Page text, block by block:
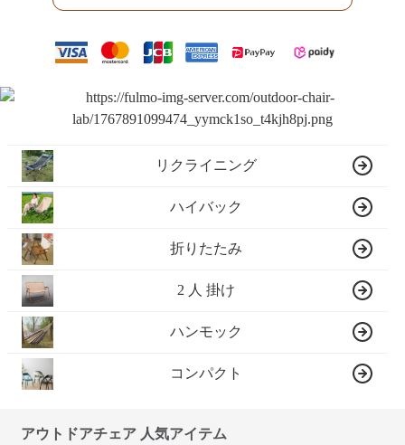
リクライニング
ハイバック
折りたたみ
2 人 掛け
ハンモック
コンパクト
アウトドアチェア 人気アイテム